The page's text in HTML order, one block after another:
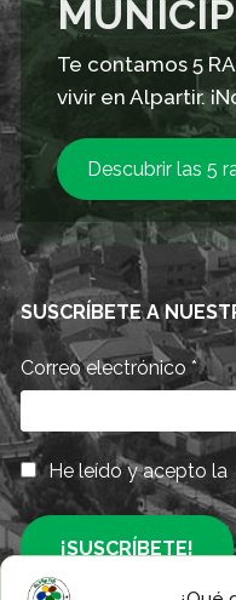
Te contamos 5
vivir en Alpartir.
Descubrir las 5
SUSCRÍBETE A
Correo electrónico*
He leído y acepto la